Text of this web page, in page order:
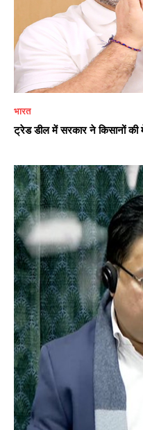
भारत
ट्रेड डील में सरकार ने किसानों